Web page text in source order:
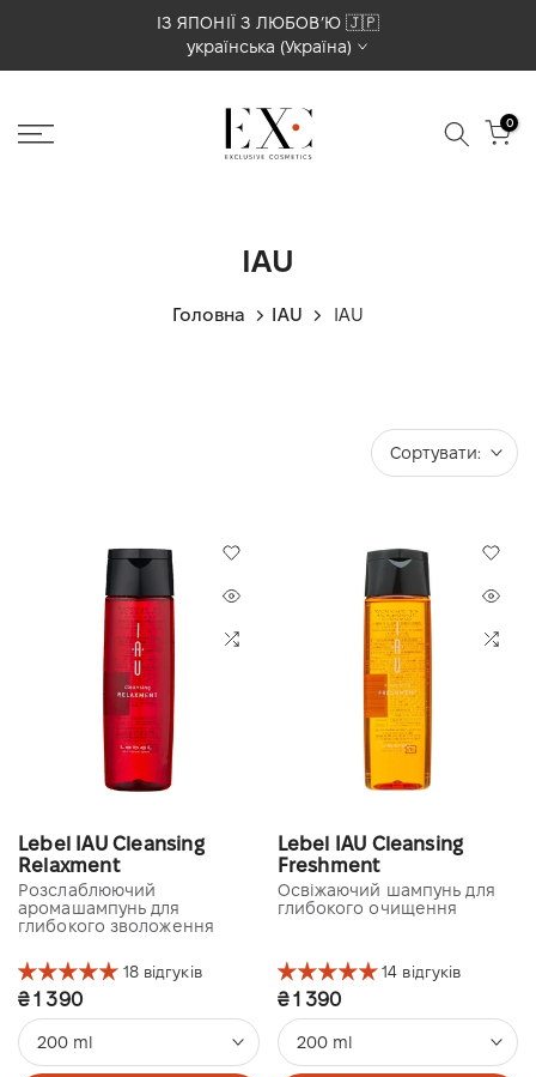
вмісту
ПАРТНЕРСТВО ТА ПІДТРИМКА В УКРАЇНІ 🇺🇦
українська (Україна)
0
IAU
Головна IAU IAU
Сортувати:
Lebel IAU Cleansing
Relaxment
Розслаблюючий
аромашампунь для
глибокого зволоження
18 відгуків
₴ 1 390
200 ml
Lebel IAU Cleansing
Freshment
Освіжаючий шампунь для
глибокого очищення
14 відгуків
₴ 1 390
200 ml